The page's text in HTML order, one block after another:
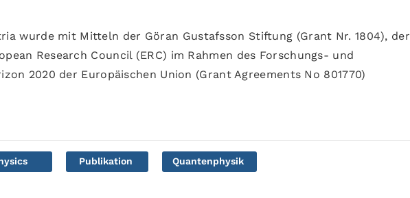
wurde mit Mitteln der Göran Gustafsson Stiftung (Grant Nr. 1804), der
Research Council (ERC) im Rahmen des Forschungs- und
2020 der Europäischen Union (Grant Agreements No 801770)
Publikation Quantenphysik